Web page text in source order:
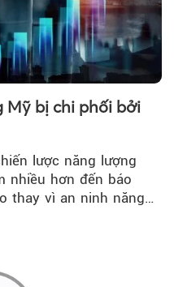
Mỹ bị chi phối bởi
lược năng lượng
nhiều hơn đến báo
thay vì an ninh năng